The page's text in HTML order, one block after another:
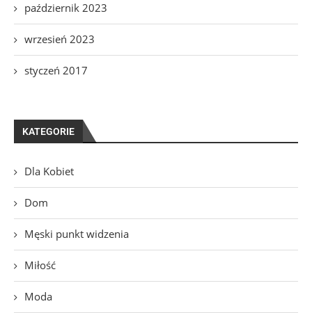
październik 2023
wrzesień 2023
styczeń 2017
KATEGORIE
Dla Kobiet
Dom
Męski punkt widzenia
Miłość
Moda